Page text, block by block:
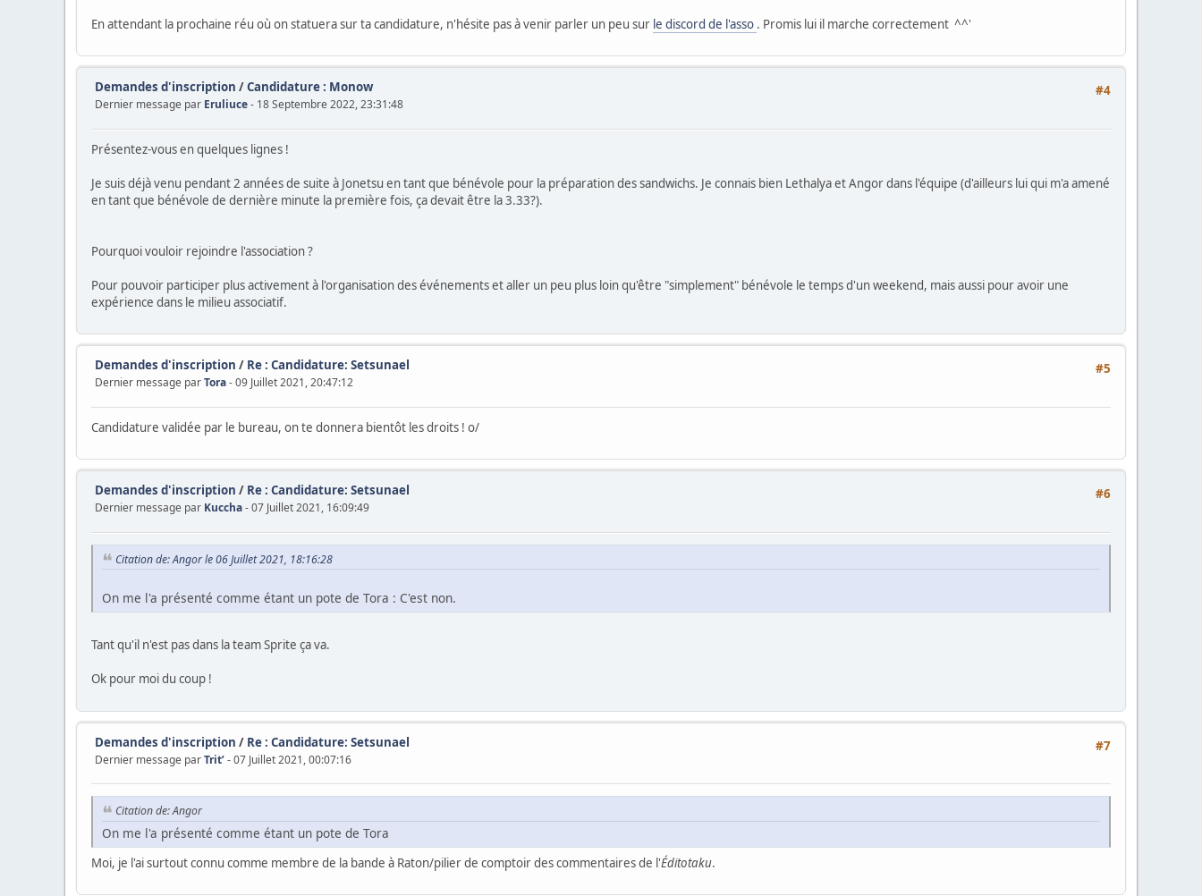
En attendant la prochaine réu où on statuera sur ta candidature, n'hésite pas à venir parler un peu sur le discord de l'asso . Promis lui il marche correctement ^^'
#4
Demandes d'inscription /Candidature : Monow
Dernier message par Eruliuce- 18 Septembre 2022, 23:31:48
Présentez-vous en quelques lignes !
Je suis déjà venu pendant 2 années de suite à Jonetsu en tant que bénévole pour la préparation des sandwichs. Je connais bien Lethalya et Angor dans l'équipe (d'ailleurs lui qui m'a amené
en tant que bénévole de dernière minute la première fois, ça devait être la 3.33?).
Pourquoi vouloir rejoindre l'association ?
Pour pouvoir participer plus activement à l'organisation des événements et aller un peu plus loin qu'être "simplement" bénévole le temps d'un weekend, mais aussi pour avoir une
expérience dans le milieu associatif.
#5
Demandes d'inscription / Re : Candidature: Setsunael
Dernier message parTora- 09 Juillet 2021, 20:47:12
Candidature validée par le bureau, on te donnera bientôt les droits ! o/
#6
Demandes d'inscription / Re : Candidature: Setsunael
Dernier message par Kuccha- 07 Juillet 2021, 16:09:49
Citation de: Angor le 06 Juillet 2021, 18:16:28
On me l'a présenté comme étant un pote de Tora : C'est non.
Tant qu'il n'est pas dans la team Sprite ça va.
Ok pour moi du coup !
#7
Demandes d'inscription / Re : Candidature: Setsunael
Dernier message parTrit’- 07 Juillet 2021, 00:07:16
Citation de: Angor
On me l'a présenté comme étant un pote de Tora
Moi, je l'ai surtout connu comme membre de la bande à Raton/pilier de comptoir des commentaires de l'Éditotaku.